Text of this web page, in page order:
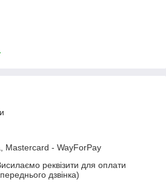
Mastercard - WayForPay
реквізити для оплати
дзвінка)